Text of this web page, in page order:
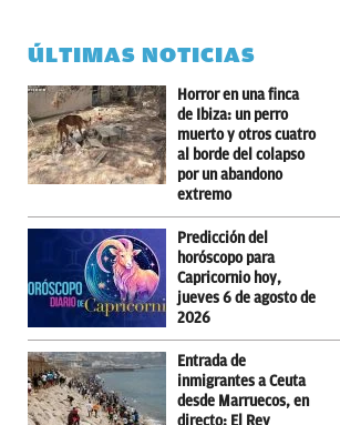
ÚLTIMAS NOTICIAS
Horror en una finca
de Ibiza: un perro
muerto y otros cuatro
al borde del colapso
por un abandono
extremo
Predicción del
horóscopo para
Capricornio hoy,
jueves 6 de agosto de
2026
Entrada de
inmigrantes a Ceuta
desde Marruecos, en
directo: El Rey